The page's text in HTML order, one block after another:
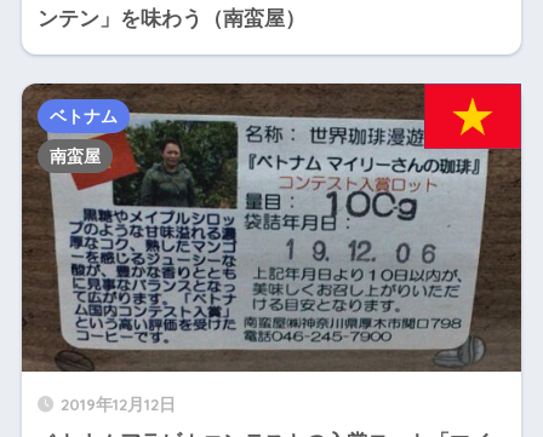
ンテン」を味わう（南蛮屋）
2019年12月12日
ベトナム
南蛮屋